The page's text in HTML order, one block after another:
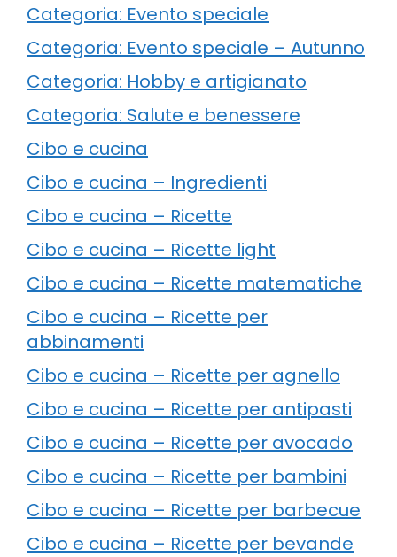
Categoria: Evento speciale
Categoria: Evento speciale – Autunno
Categoria: Hobby e artigianato
Categoria: Salute e benessere
Cibo e cucina
Cibo e cucina – Ingredienti
Cibo e cucina – Ricette
Cibo e cucina – Ricette light
Cibo e cucina – Ricette matematiche
Cibo e cucina – Ricette per
abbinamenti
Cibo e cucina – Ricette per agnello
Cibo e cucina – Ricette per antipasti
Cibo e cucina – Ricette per avocado
Cibo e cucina – Ricette per bambini
Cibo e cucina – Ricette per barbecue
Cibo e cucina – Ricette per bevande